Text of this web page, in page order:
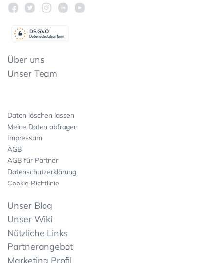
Datenschutzkonform
DSGVO
Über uns
Unser Team
Daten löschen lassen
Meine Daten abfragen
Impressum
AGB
AGB für Partner
Datenschutzerklärung
Cookie Richtlinie
Unser Blog
Unser Wiki
Nützliche Links
Partnerangebot
Marketing Profil